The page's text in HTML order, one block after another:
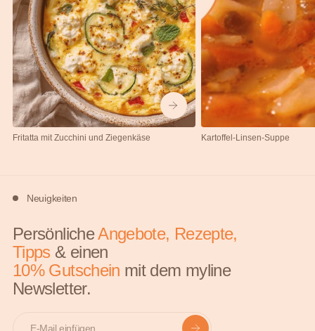
Fritatta mit Zucchini und Ziegenkäse Kartoffel-Linsen-Suppe
Neuigkeiten
PersönlicheAngebote, Rezepte,
Tipps & einen
10% Gutschein mit dem myline
Newsletter.